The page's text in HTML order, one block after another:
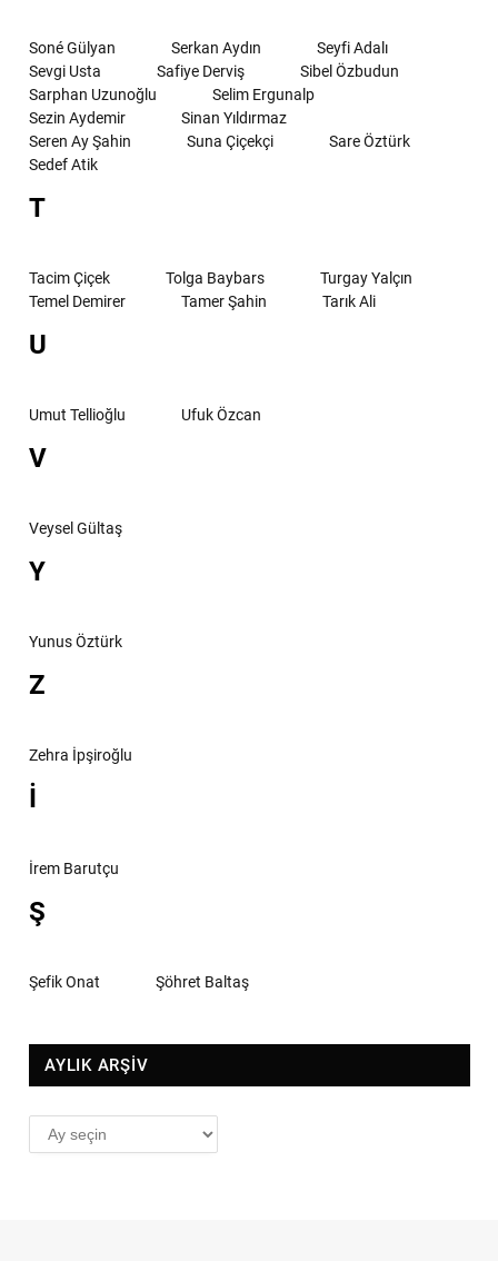
Soné Gülyan Serkan Aydın
Seyfi Adalı
Sevgi Usta
Safiye Derviş
Sibel Özbudun
Sarphan Uzunoğlu
Selim Ergunalp
Sezin Aydemir
Sinan Yıldırmaz
Seren Ay Şahin
Suna Çiçekçi
Sare Öztürk
Sedef Atik
T
Tacim Çiçek Tolga Baybars
Turgay Yalçın
Temel Demirer
Tamer Şahin Tarık Ali
U
Umut Tellioğlu Ufuk Özcan
V
Veysel Gültaş
Y
Yunus Öztürk
Z
Zehra İpşiroğlu
İ
İrem Barutçu
Ş
Şefik Onat Şöhret Baltaş
AYLIK ARŞİV
AYLIK
ARŞİV